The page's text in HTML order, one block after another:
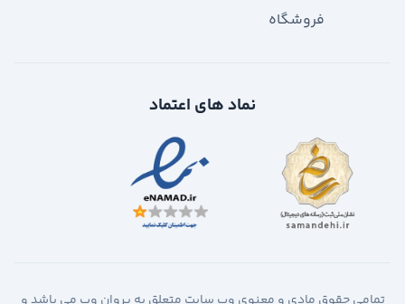
فروشگاه
نماد های اعتماد
تمامی حقوق مادی و معنوی وب سایت متعلق به پروان وب می باشد و